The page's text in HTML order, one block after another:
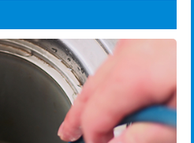
管・銅
で)
44,000円
・銅
え)
+8,800円
し作
11,000円~
+3,300円
33,000円
8,800円